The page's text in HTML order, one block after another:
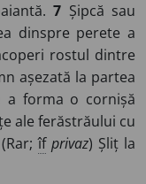
7 Șipcă sau
dinspre perete a
rostul dintre
așezată la partea
a forma o cornișă
ale ferăstrăului cu
(Rar;îf privaz) Șliț la